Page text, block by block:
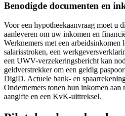
Benodigde documenten en
Voor een hypotheekaanvraag moet u
aanleveren om uw inkomen en
Werknemers met een arbeidsinkomen
salarisstroken, een
een UWV-verzekeringsbericht kan
geldverstrekker om een geldig
DigiD. Actuele bank- en
Ondernemers tonen hun inkomen aan
aangifte en een KvK-uittreksel.